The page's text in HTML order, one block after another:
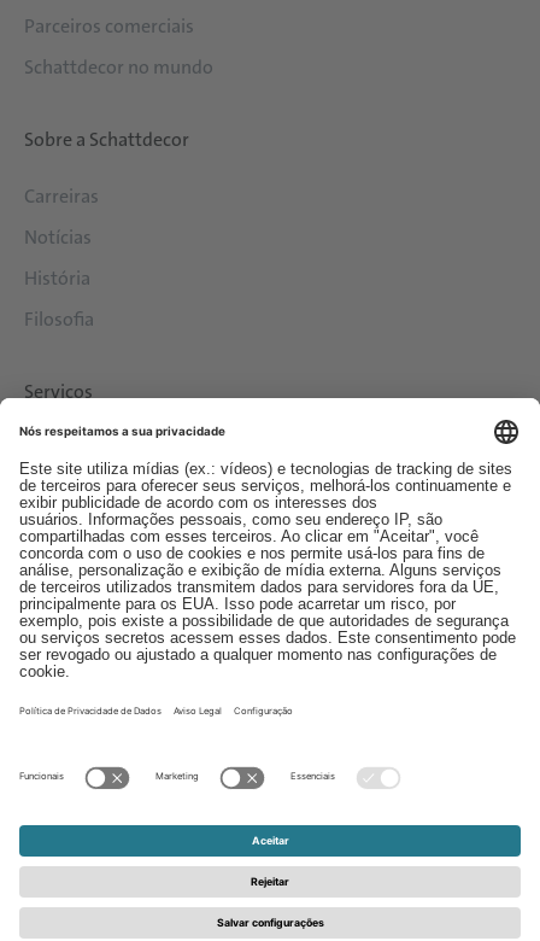
Parceiros comerciais
Schattdecor no mundo
Sobre a Schattdecor
Carreiras
Notícias
História
Filosofia
Serviços
Contato
EDI
Aviso legal
Canal de Denúncia
Termos e condições